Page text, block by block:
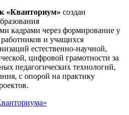
«Кванториум» создан
кадрами через формирование у
и учащихся
естественно-научной,
цифровой грамотности за
педагогических технологий,
с опорой на практику